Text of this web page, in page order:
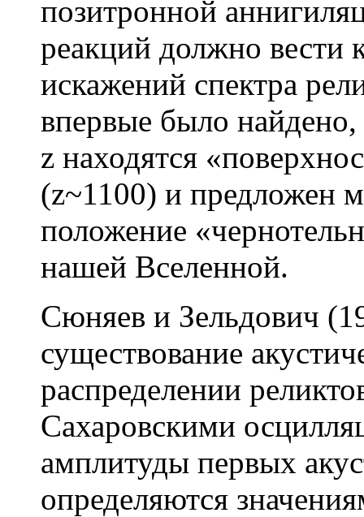
позитронной
реакций должно вести
искажений спектра
впервые было
z находятся
(z~1100) и предложен
положение
нашей Вселенной.
Сюняев и Зельдович
существование
распределении
Сахаровскими
амплитуды первых
определяются